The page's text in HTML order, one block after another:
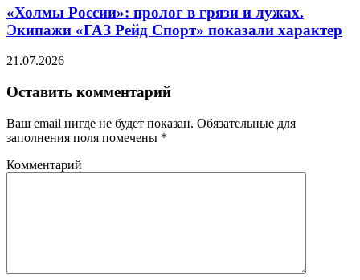
«Холмы России»: пролог в грязи и лужах.
Экипажи «ГАЗ Рейд Спорт» показали характер
21.07.2026
Оставить комментарий
Ваш email нигде не будет показан. Обязательные для
заполнения поля помечены *
Комментарий